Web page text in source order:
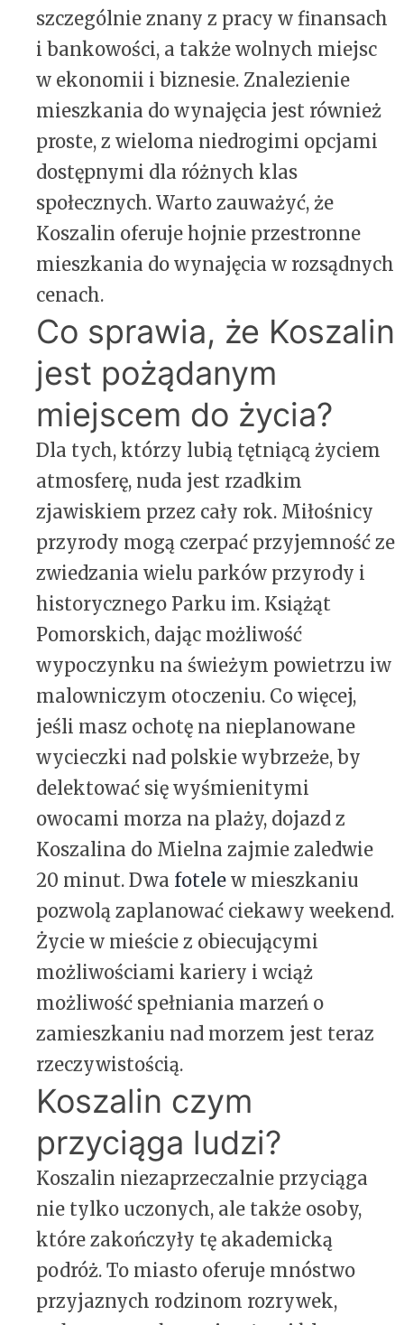
szczególnie znany z pracy w finansach
i bankowości, a także wolnych miejsc
w ekonomii i biznesie. Znalezienie
mieszkania do wynajęcia jest również
proste, z wieloma niedrogimi opcjami
dostępnymi dla różnych klas
społecznych. Warto zauważyć, że
Koszalin oferuje hojnie przestronne
mieszkania do wynajęcia w rozsądnych
cenach.
Co sprawia, że ​​Koszalin
jest pożądanym
miejscem do życia?
Dla tych, którzy lubią tętniącą życiem
atmosferę, nuda jest rzadkim
zjawiskiem przez cały rok. Miłośnicy
przyrody mogą czerpać przyjemność ze
zwiedzania wielu parków przyrody i
historycznego Parku im. Książąt
Pomorskich, dając możliwość
wypoczynku na świeżym powietrzu iw
malowniczym otoczeniu. Co więcej,
jeśli masz ochotę na nieplanowane
wycieczki nad polskie wybrzeże, by
delektować się wyśmienitymi
owocami morza na plaży, dojazd z
Koszalina do Mielna zajmie zaledwie
20 minut. Dwa fotele w mieszkaniu
pozwolą zaplanować ciekawy weekend.
Życie w mieście z obiecującymi
możliwościami kariery i wciąż
możliwość spełniania marzeń o
zamieszkaniu nad morzem jest teraz
rzeczywistością.
Koszalin czym
przyciąga ludzi?
Koszalin niezaprzeczalnie przyciąga
nie tylko uczonych, ale także osoby,
które zakończyły tę akademicką
podróż. To miasto oferuje mnóstwo
przyjaznych rodzinom rozrywek,